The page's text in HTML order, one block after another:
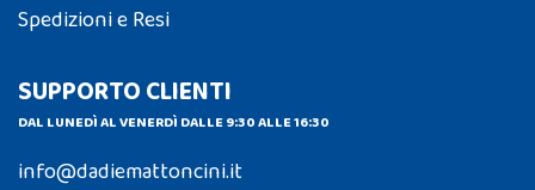
Spedizioni e Resi
SUPPORTO CLIENTI
DAL LUNEDÌ AL VENERDÌ DALLE 9:30 ALLE 16:30
info@dadiemattoncini.it